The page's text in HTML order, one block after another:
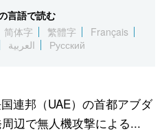
Русский
言語で読む
简体字 繁體字
Français
العربية Русский
連邦（UAE）の首都アブダ
辺で無人機攻撃による...